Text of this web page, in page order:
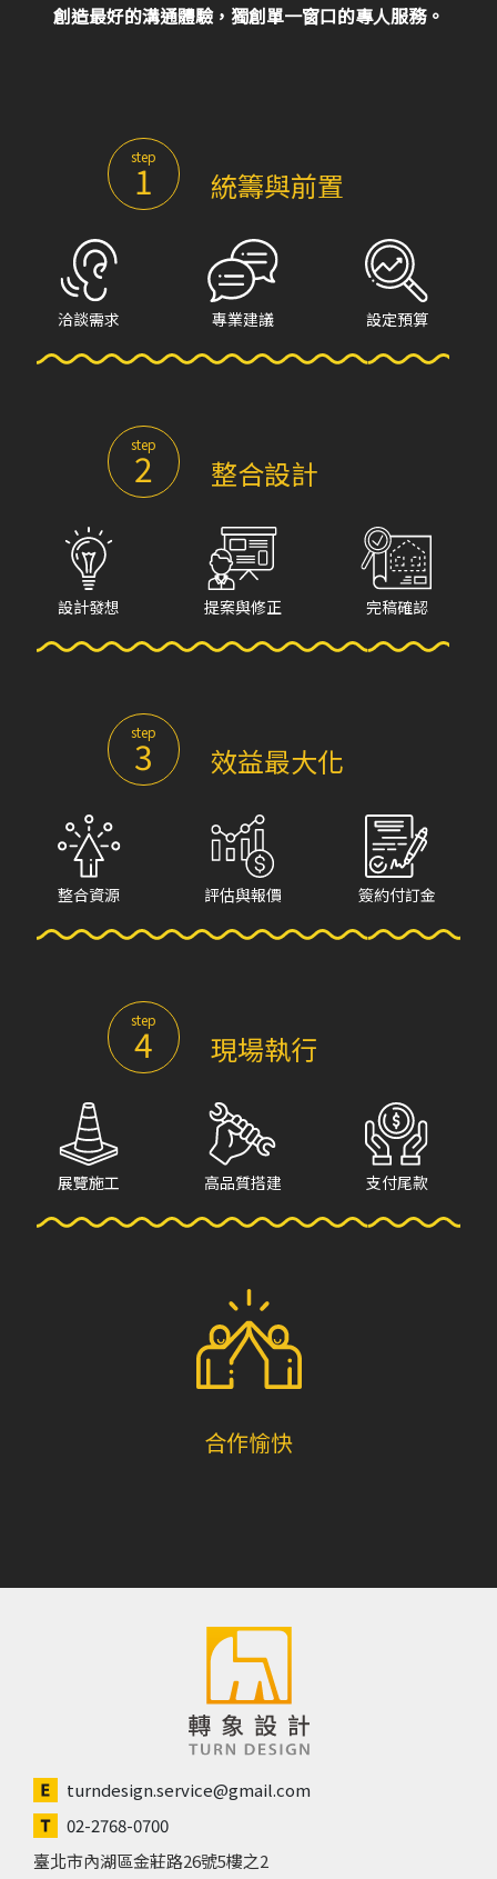
創造最好的溝通體驗，獨創單一窗口的專人服務。
step
1 統籌與前置
洽談需求 專業建議 設定預算
step
2 整合設計
設計發想 提案與修正 完稿確認
step
3 效益最大化
整合資源 評估與報價 簽約付訂金
step
4 現場執行
展覽施工 高品質搭建 支付尾款
合作愉快
turndesign.service@gmail.com
02-2768-0700
臺北市內湖區金莊路26號5樓之2